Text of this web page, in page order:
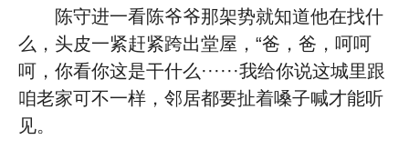
陈守进一看陈爷爷那架势就知道他在找什
么，头皮一紧赶紧跨出堂屋，“爸，爸，呵呵
呵，你看你这是干什么······我给你说这城里跟
咱老家可不一样，邻居都要扯着嗓子喊才能听
见。